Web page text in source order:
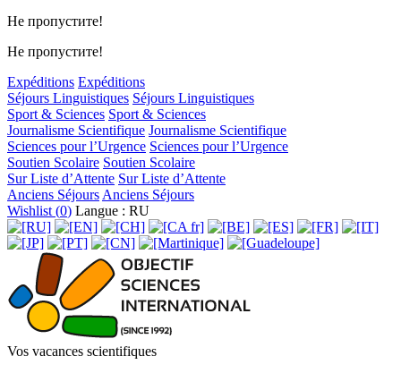
Не пропустите!
Не пропустите!
Expéditions Expéditions
Séjours Linguistiques Séjours Linguistiques
Sport & Sciences Sport & Sciences
Journalisme Scientifique Journalisme Scientifique
Sciences pour l’Urgence Sciences pour l’Urgence
Soutien Scolaire Soutien Scolaire
Sur Liste d’Attente Sur Liste d’Attente
Anciens SéjoursAnciens Séjours
Wishlist (0) Langue : RU
Vos vacances scientifiques